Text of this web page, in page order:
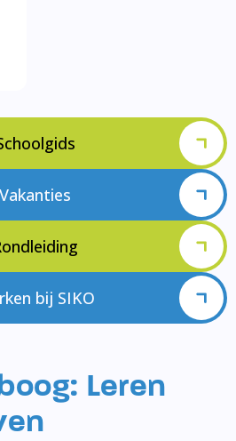
Vakanties
bij SIKO
Leren